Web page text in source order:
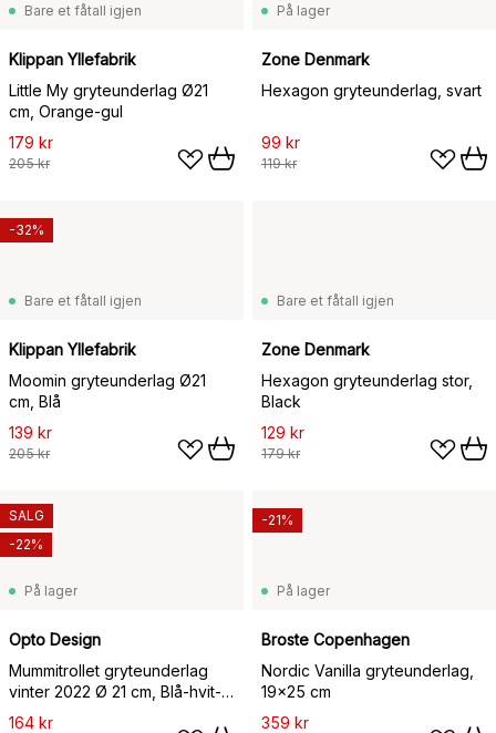
Bare et fåtall igjen
Klippan Yllefabrik
Little My gryteunderlag Ø21
cm, Orange-gul
179 kr
205 kr
På lager
Zone Denmark
Hexagon gryteunderlag, svart
99 kr
119 kr
Bare et fåtall igjen
Klippan Yllefabrik
Moomin gryteunderlag Ø21
cm, Blå
139 kr
205 kr
-32%
Bare et fåtall igjen
Zone Denmark
Hexagon gryteunderlag stor,
Black
129 kr
179 kr
På lager
Opto Design
Mummitrollet gryteunderlag
vinter 2022 Ø 21 cm, Blå-hvit-
rosa
164 kr
SALG
-22%
På lager
Broste Copenhagen
Nordic Vanilla gryteunderlag,
19x25 cm
359 kr
-21%